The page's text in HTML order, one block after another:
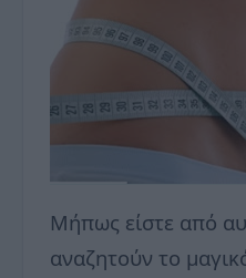
Μήπως είστε από
αναζητούν το